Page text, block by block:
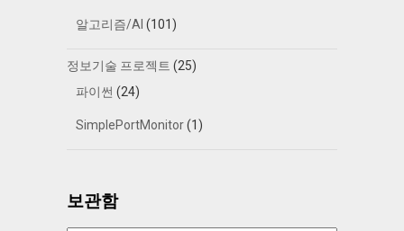
알고리즘/AI (101)
정보기술 프로젝트 (25)
파이썬 (24)
SimplePortMonitor(1)
보관함